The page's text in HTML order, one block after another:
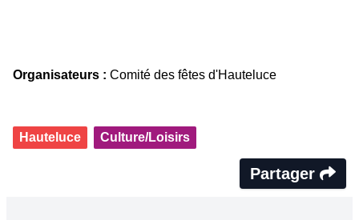
Organisateurs : Comité des fêtes d'Hauteluce
Hauteluce Culture/Loisirs
Partager